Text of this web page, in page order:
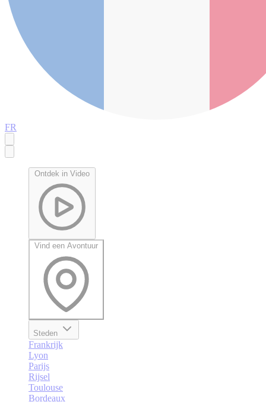
FR
Ontdek in Video
Vind een Avontuur
Steden
Frankrijk
Lyon
Parijs
Rijsel
Toulouse
Bordeaux